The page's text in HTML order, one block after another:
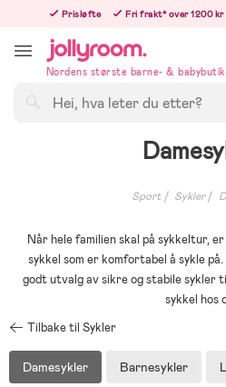
innehållet
Prisløfte Fri frakt* over 1200 kr
Nordens største barne- &
Sport Sykler
Når hele familien skal på sykkeltur,
sykkel som er komfortabel å sykle
godt utvalg av sikre og stabile sykler
sykkel hos
Tilbake til Sykler
Damesykler Barnesykler